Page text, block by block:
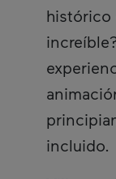
histórico
incluido.